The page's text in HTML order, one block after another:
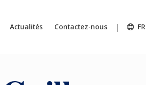
Actualités Contactez-nous FR